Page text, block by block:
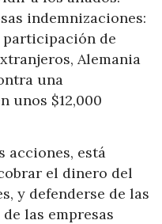
indemnizaciones:
participación de
Alemania
una
unos $12,000
acciones, está
el dinero del
y defenderse de las
las empresas